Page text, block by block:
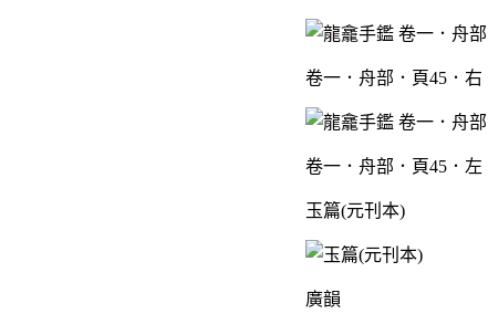
卷一．舟部．頁45．右
卷一．舟部．頁45．左
玉篇(元刊本)
廣韻